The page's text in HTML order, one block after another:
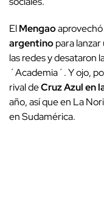
ElMengaoaprovechó
argentinopara
las redes y desataron
´Academia´. Y ojo,
rival deCruz Azul en
año, así que en La
en Sudamérica.